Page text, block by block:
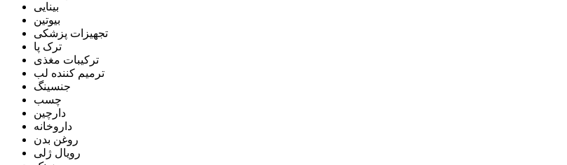
بینایی
بیوتین
تجهیزات پزشکی
ترک پا
ترکیبات مغذی
ترمیم کننده لب
جنسینگ
چسب
دارچین
داروخانه
روغن بدن
رویال ژلی